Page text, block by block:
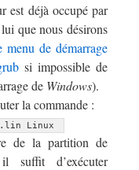
est déjà occupé par
que nous désirons
menu de démarrage
si impossible de
de Windows).
la commande :
Linux
de la partition de
suffit d’exécuter